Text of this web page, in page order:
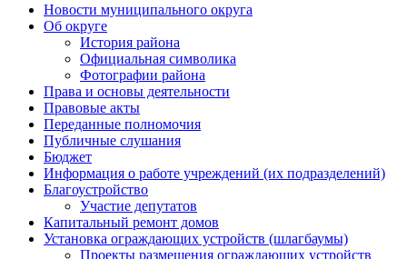
Новости муниципального округа
Об округе
История района
Официальная символика
Фотографии района
Права и основы деятельности
Правовые акты
Переданные полномочия
Публичные слушания
Бюджет
Информация о работе учреждений (их подразделений)
Благоустройство
Участие депутатов
Капитальный ремонт домов
Установка ограждающих устройств (шлагбаумы)
Проекты размещения ограждающих устройств